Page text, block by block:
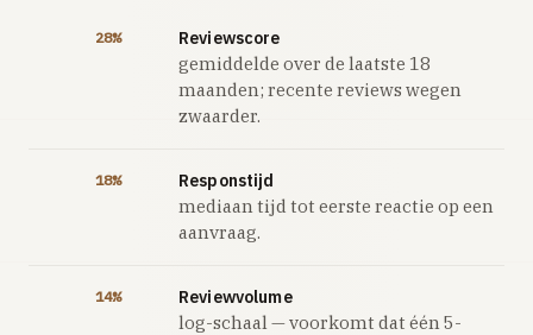
28% Reviewscore
gemiddelde over de laatste 18
maanden; recente reviews wegen
zwaarder.
18% Responstijd
mediaan tijd tot eerste reactie op een
aanvraag.
14% Reviewvolume
log-schaal — voorkomt dat één 5-